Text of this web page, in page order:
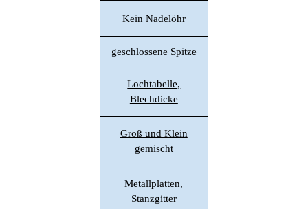
Kein Nadelöhr
geschlossene Spitze
Lochtabelle,
Blechdicke
Groß und Klein
gemischt
Metallplatten,
Stanzgitter